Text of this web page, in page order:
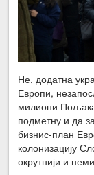
Не, додатна
Европи,
милиони
подметну и да
бизнис-план
колонизацију
окрутнији и